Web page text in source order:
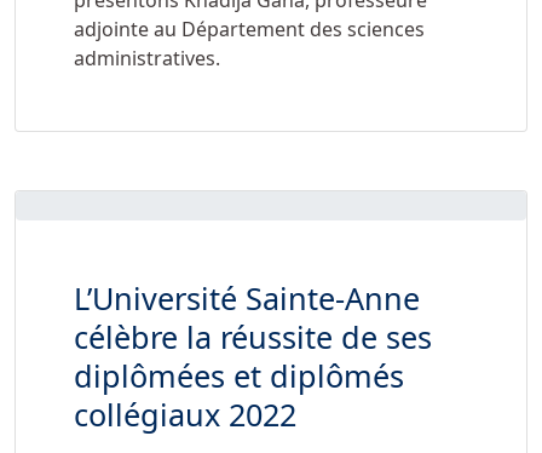
adjointe au Département des sciences
administratives.
L’Université Sainte-Anne
célèbre la réussite de ses
diplômées et diplômés
collégiaux 2022